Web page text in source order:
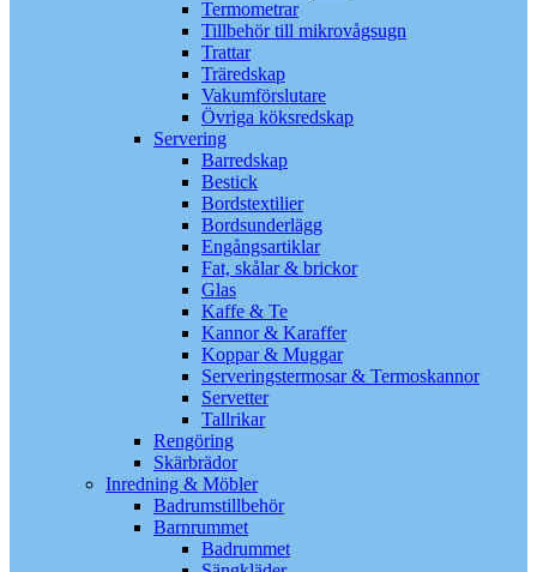
Termometrar
Tillbehör till mikrovågsugn
Trattar
Träredskap
Vakumförslutare
Övriga köksredskap
Servering
Barredskap
Bestick
Bordstextilier
Bordsunderlägg
Engångsartiklar
Fat, skålar & brickor
Glas
Kaffe & Te
Kannor & Karaffer
Koppar & Muggar
Serveringstermosar & Termoskannor
Servetter
Tallrikar
Rengöring
Skärbrädor
Inredning & Möbler
Badrumstillbehör
Barnrummet
Badrummet